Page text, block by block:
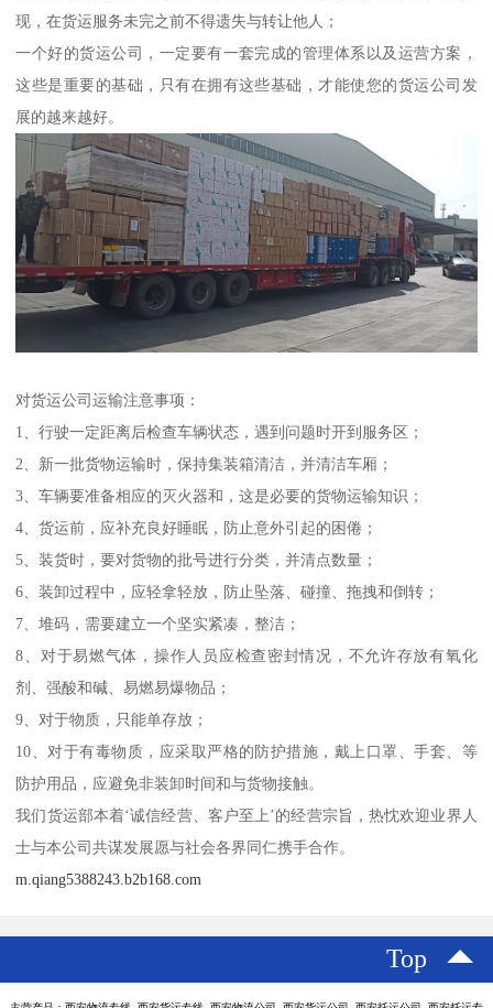
现，在货运服务未完之前不得遗失与转让他人；
一个好的货运公司，一定要有一套完成的管理体系以及运营方案，
这些是重要的基础，只有在拥有这些基础，才能使您的货运公司发
展的越来越好。
对货运公司运输注意事项：
1、行驶一定距离后检查车辆状态，遇到问题时开到服务区；
2、新一批货物运输时，保持集装箱清洁，并清洁车厢；
3、车辆要准备相应的灭火器和，这是必要的货物运输知识；
4、货运前，应补充良好睡眠，防止意外引起的困倦；
5、装货时，要对货物的批号进行分类，并清点数量；
6、装卸过程中，应轻拿轻放，防止坠落、碰撞、拖拽和倒转；
7、堆码，需要建立一个坚实紧凑，整洁；
8、对于易燃气体，操作人员应检查密封情况，不允许存放有氧化
剂、强酸和碱、易燃易爆物品；
9、对于物质，只能单存放；
10、对于有毒物质，应采取严格的防护措施，戴上口罩、手套、等
防护用品，应避免非装卸时间和与货物接触。
我们货运部本着‘诚信经营、客户至上’的经营宗旨，热忱欢迎业界人
士与本公司共谋发展愿与社会各界同仁携手合作。
m.qiang5388243.b2b168.com
Top